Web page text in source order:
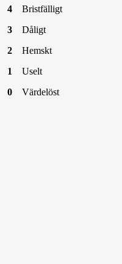
4 Bristfälligt
3 Dåligt
2 Hemskt
1
Uselt
0 Värdelöst